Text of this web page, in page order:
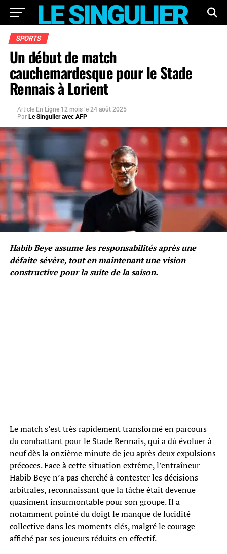
SPORTS
Un début de match
cauchemardesque pour le Stade
Rennais à Lorient
Article En Ligne 12 mois le 24 août 2025
Par Le Singulier avec AFP
Habib Beye assume les responsabilités après une
défaite sévère, tout en maintenant une vision
constructive pour la suite de la saison.
Le match s’est très rapidement transformé en parcours
du combattant pour le Stade Rennais, qui a dû évoluer à
neuf dès la onzième minute de jeu après deux expulsions
précoces. Face à cette situation extrême, l’entraîneur
Habib Beye n’a pas cherché à contester les décisions
arbitrales, reconnaissant que la tâche était devenue
quasiment insurmontable pour son groupe. Il a
notamment pointé du doigt le manque de lucidité
collective dans les moments clés, malgré le courage
affiché par ses joueurs réduits en effectif.